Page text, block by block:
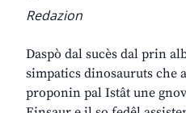
Redazion
Daspò dal sucès dal prin
simpatics dinosauruts che
proponin pal Istât une